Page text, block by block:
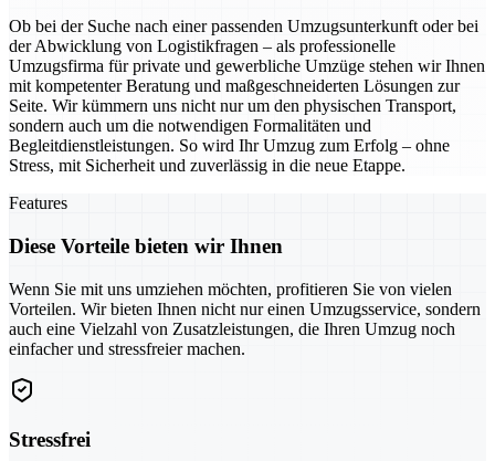
Ob bei der Suche nach einer passenden Umzugsunterkunft oder bei
der Abwicklung von Logistikfragen – als professionelle
Umzugsfirma für private und gewerbliche Umzüge stehen wir Ihnen
mit kompetenter Beratung und maßgeschneiderten Lösungen zur
Seite. Wir kümmern uns nicht nur um den physischen Transport,
sondern auch um die notwendigen Formalitäten und
Begleitdienstleistungen. So wird Ihr Umzug zum Erfolg – ohne
Stress, mit Sicherheit und zuverlässig in die neue Etappe.
Features
Diese Vorteile bieten wir Ihnen
Wenn Sie mit uns umziehen möchten, profitieren Sie von vielen
Vorteilen. Wir bieten Ihnen nicht nur einen Umzugsservice, sondern
auch eine Vielzahl von Zusatzleistungen, die Ihren Umzug noch
einfacher und stressfreier machen.
Stressfrei